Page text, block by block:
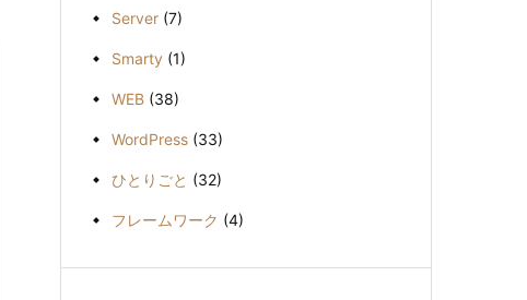
Server (7)
Smarty (1)
WEB (38)
WordPress (33)
ひとりごと (32)
フレームワーク (4)